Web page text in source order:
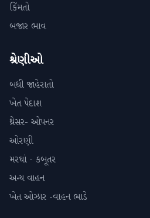
કિંમતો
બજાર ભાવ
શ્રેણીઓ
બધી જાહેરાતો
ખેત પેદાશ
થ્રેસર- ઓપનર
ઓરણી
મરઘાં - કબૂતર
અન્ય વાહન
ખેત ઓઝાર -વાહન ભાડે